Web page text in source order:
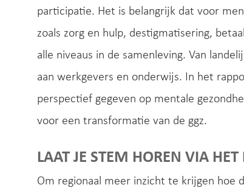
participatie. Het is belangrijk dat voor
zoals zorg en hulp, destigmatisering,
alle niveaus in de samenleving. Van
aan werkgevers en onderwijs. In het
perspectief gegeven op mentale
voor een transformatie van de ggz.
LAAT JE STEM HOREN VIA HET
Om regionaal meer inzicht te krijgen hoe